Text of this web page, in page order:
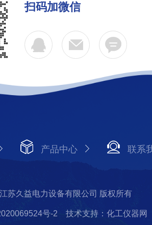
扫码加微信
产品中心 联系
苏久益电力设备有限公司 版权所有
号-2
技术支持：化工仪器网